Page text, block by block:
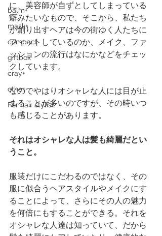
balm+
mask+
compact
giftbox
cray+
other
For hair stylist
に、美容師が自ずとしてしまっている
癖みたいなもので、そこから、私たち
が創り出すヘアは今の街ゆく人たちに
フィットしているのか、メイク、ファ
ッションの流行はなにかなどをチェッ
クしています。
なのでやはりオシャレな人には目が止
まることが多いのですが、その時いつ
も感じることがあります。
それはオシャレな人は髪も綺麗だとい
うこと。
服装だけにこだわるのではなく、その
服に似合うヘアスタイルやメイクにす
ることによって、さらにその人の魅力
を何倍にもすることができる。それを
オシャレな人達は知っていて、だから